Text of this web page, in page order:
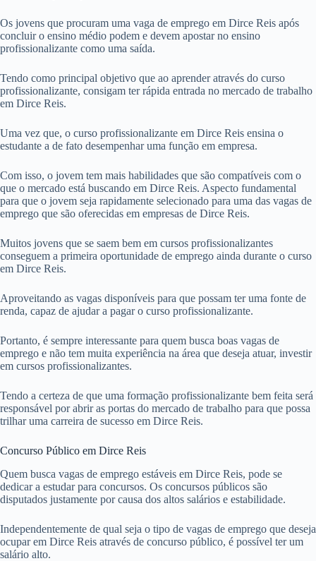
Os jovens que procuram uma vaga de emprego em Dirce Reis após
concluir o ensino médio podem e devem apostar no ensino
profissionalizante como uma saída.
Tendo como principal objetivo que ao aprender através do curso
profissionalizante, consigam ter rápida entrada no mercado de trabalho
em Dirce Reis.
Uma vez que, o curso profissionalizante em Dirce Reis ensina o
estudante a de fato desempenhar uma função em empresa.
Com isso, o jovem tem mais habilidades que são compatíveis com o
que o mercado está buscando em Dirce Reis. Aspecto fundamental
para que o jovem seja rapidamente selecionado para uma das vagas de
emprego que são oferecidas em empresas de Dirce Reis.
Muitos jovens que se saem bem em cursos profissionalizantes
conseguem a primeira oportunidade de emprego ainda durante o curso
em Dirce Reis.
Aproveitando as vagas disponíveis para que possam ter uma fonte de
renda, capaz de ajudar a pagar o curso profissionalizante.
Portanto, é sempre interessante para quem busca boas vagas de
emprego e não tem muita experiência na área que deseja atuar, investir
em cursos profissionalizantes.
Tendo a certeza de que uma formação profissionalizante bem feita será
responsável por abrir as portas do mercado de trabalho para que possa
trilhar uma carreira de sucesso em Dirce Reis.
Concurso Público em Dirce Reis
Quem busca vagas de emprego estáveis em Dirce Reis, pode se
dedicar a estudar para concursos. Os concursos públicos são
disputados justamente por causa dos altos salários e estabilidade.
Independentemente de qual seja o tipo de vagas de emprego que deseja
ocupar em Dirce Reis através de concurso público, é possível ter um
salário alto.